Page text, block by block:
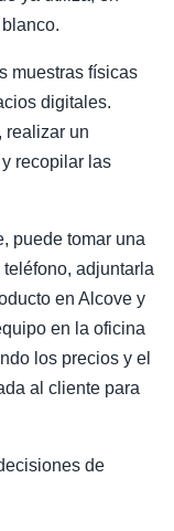
muestras físicas
digitales.
realizar un
recopilar las
puede tomar una
adjuntarla
en Alcove y
en la oficina
los precios y el
al cliente para
de